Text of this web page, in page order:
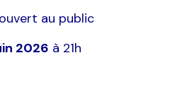
au public
2026 à 21h